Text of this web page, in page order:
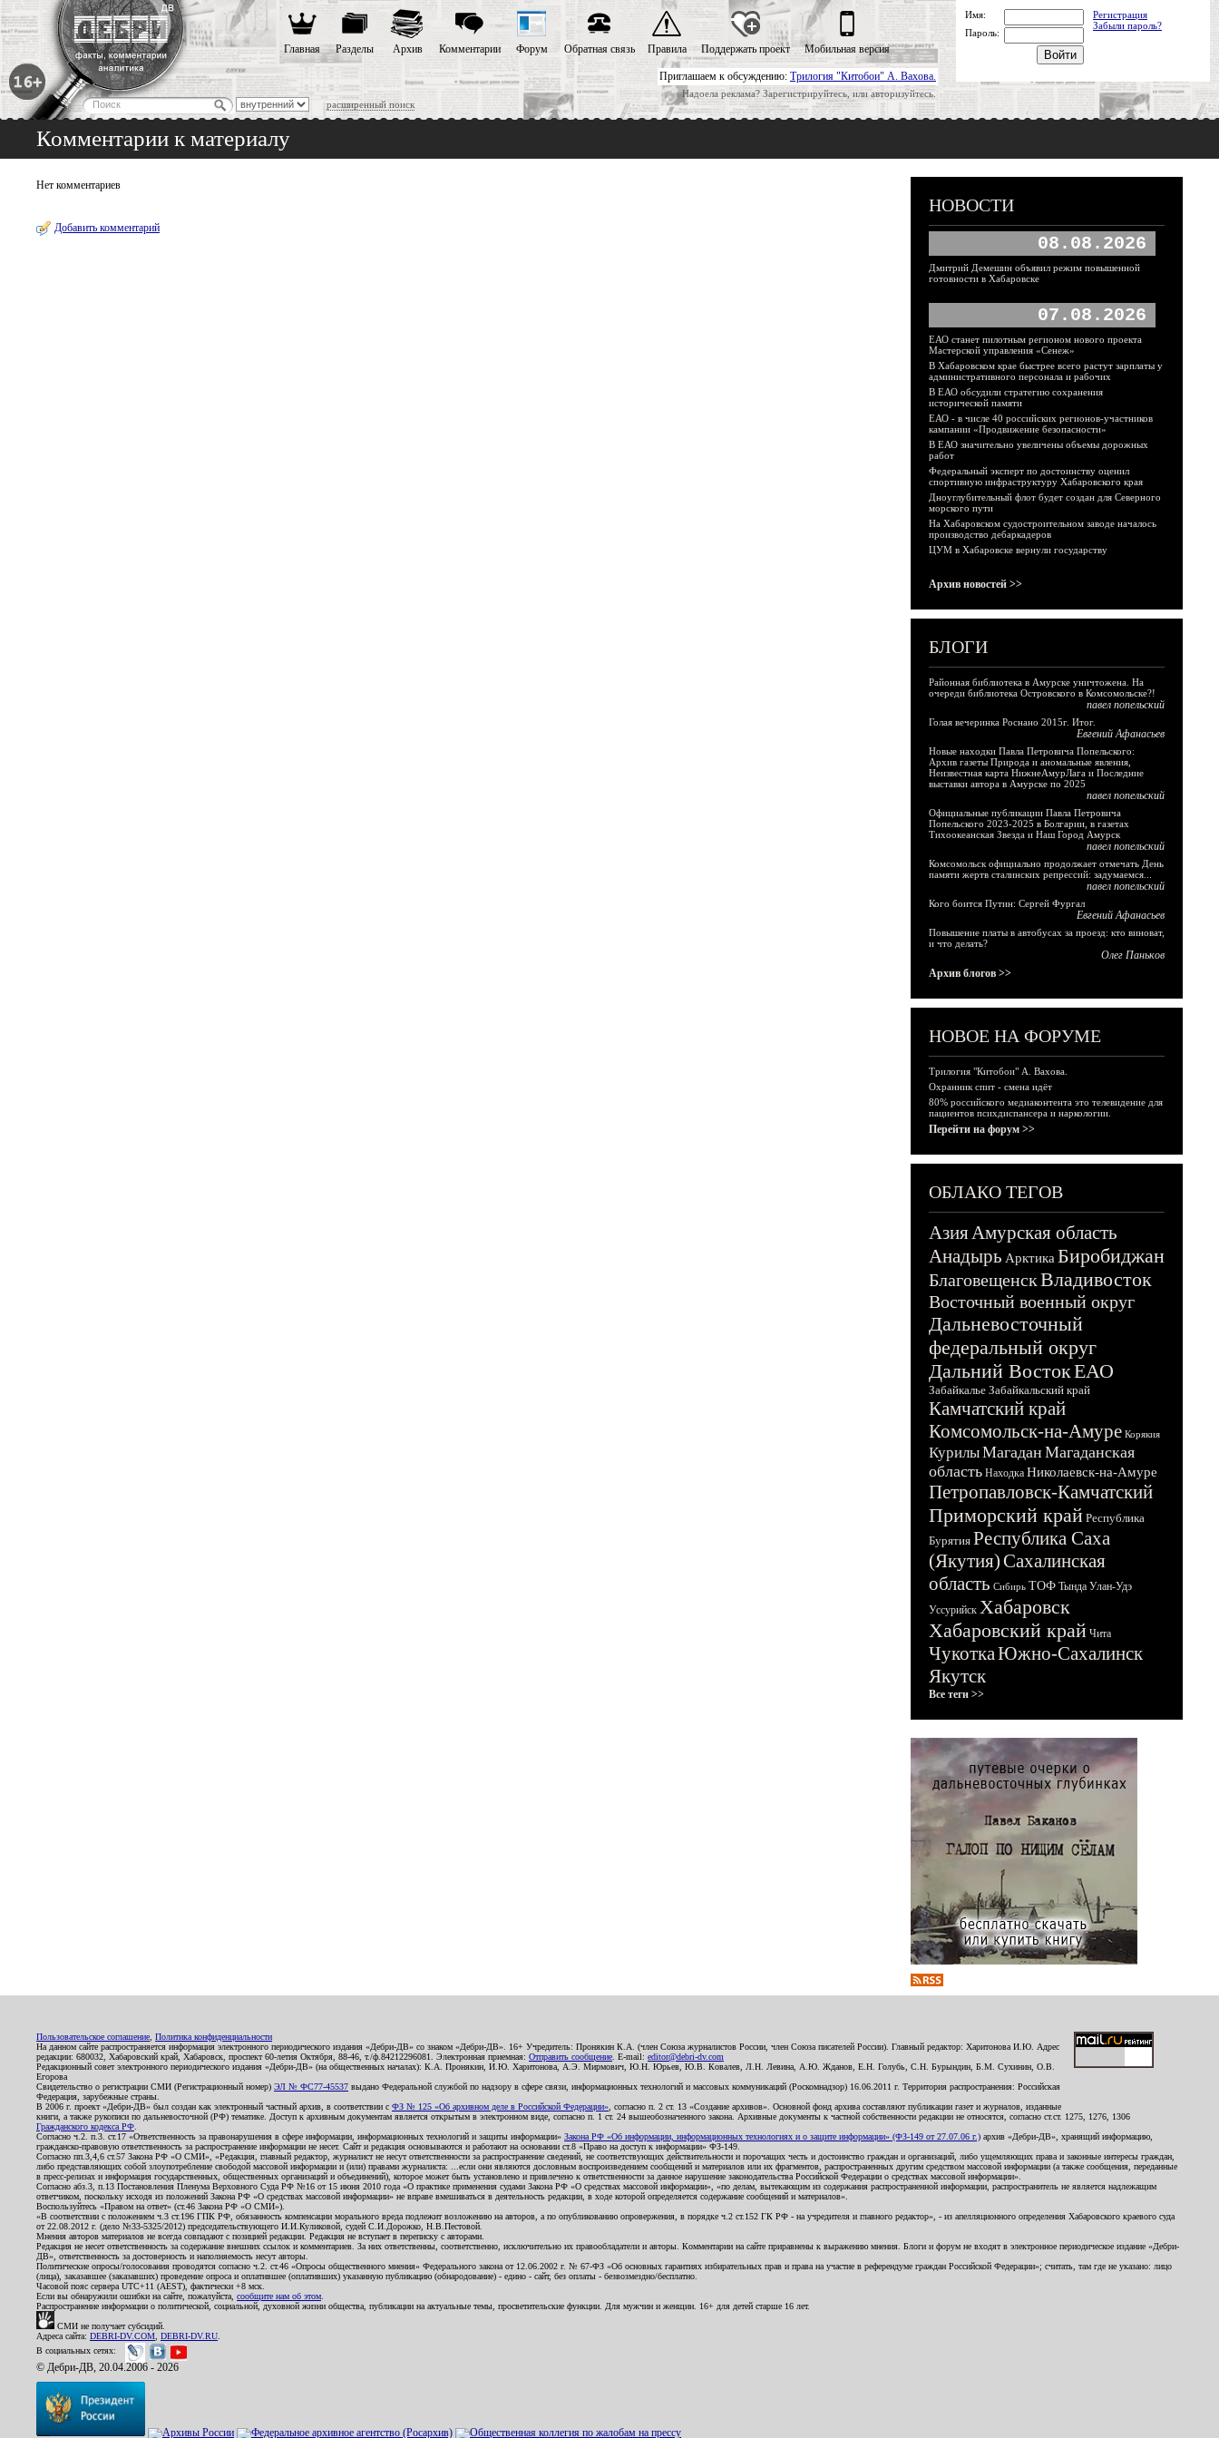
Приглашаем к обсуждению: Трилогия "Китобои" А. Вахова.
Надоела реклама? Зарегистрируйтесь, или авторизуйтесь.
расширенный поиск
Главная Разделы Архив Комментарии Форум Обратная связь Правила Поддержать проект Мобильная версия
Имя:
Регистрация
Забыли пароль?
Пароль:
Комментарии к материалу
Нет комментариев
Добавить комментарий
НОВОСТИ
08.08.2026
Дмитрий Демешин объявил режим повышенной
готовности в Хабаровске
07.08.2026
ЕАО станет пилотным регионом нового проекта
Мастерской управления «Сенеж»
В Хабаровском крае быстрее всего растут зарплаты у
административного персонала и рабочих
В ЕАО обсудили стратегию сохранения
исторической памяти
ЕАО - в числе 40 российских регионов-участников
кампании «Продвижение безопасности»
В ЕАО значительно увеличены объемы дорожных
работ
Федеральный эксперт по достоинству оценил
спортивную инфраструктуру Хабаровского края
Дноуглубительный флот будет создан для Северного
морского пути
На Хабаровском судостроительном заводе началось
производство дебаркадеров
ЦУМ в Хабаровске вернули государству
Архив новостей >>
БЛОГИ
Районная библиотека в Амурске уничтожена. На
очереди библиотека Островского в Комсомольске?!
павел попельский
Голая вечеринка Роснано 2015г. Итог.
Евгений Афанасьев
Новые находки Павла Петровича Попельского:
Архив газеты Природа и аномальные явления,
Неизвестная карта НижнеАмурЛага и Последние
выставки автора в Амурске по 2025
павел попельский
Официальные публикации Павла Петровича
Попельского 2023-2025 в Болгарии, в газетах
Тихоокеанская Звезда и Наш Город Амурск
павел попельский
Комсомольск официально продолжает отмечать День
памяти жертв сталинских репрессий: задумаемся...
павел попельский
Кого боится Путин: Сергей Фургал
Евгений Афанасьев
Повышение платы в автобусах за проезд: кто виноват,
и что делать?
Олег Паньков
Архив блогов >>
НОВОЕ НА ФОРУМЕ
Трилогия "Китобои" А. Вахова.
Охранник спит - смена идёт
80% российского медиаконтента это телевидение для
пациентов психдиспансера и наркологии.
Перейти на форум >>
ОБЛАКО ТЕГОВ
АзияАмурская область
Анадырь Арктика Биробиджан
БлаговещенскВладивосток
Восточный военный округ
Дальневосточный
федеральный округ
Дальний ВостокЕАО
Забайкалье Забайкальский край
Камчатский край
Комсомольск-на-Амуре Корякия
КурилыМагадан Магаданская
область Находка Николаевск-на-Амуре
Петропавловск-Камчатский
Приморский край Республика
Бурятия Республика Саха
(Якутия)Сахалинская
область Сибирь ТОФ Тында Улан-Удэ
Уссурийск Хабаровск
Хабаровский край Чита
ЧукоткаЮжно-Сахалинск
Якутск
Все теги >>
Пользовательское соглашение Политика конфиденциальности
На данном сайте распространяется информация электронного периодического издания «Дебри-ДВ» со знаком «Дебри-ДВ». 16+ Учредитель: Пронякин К.А. (член Союза журналистов России, член Союза писателей России). Главный редактор: Харитонова И.Ю. Адрес
редакции: 680032, Хабаровский край, Хабаровск, проспект 60-летия Октября, 88-46, т./ф.84212296081. Электронная приемная: Отправить сообщение . E-mail: editor@debri-dv.com
Редакционный совет электронного периодического издания «Дебри-ДВ» (на общественных началах): К.А. Пронякин, И.Ю. Харитонова, А.Э. Мирмович, Ю.Н. Юрьев, Ю.В. Ковалев, Л.Н. Левина, А.Ю. Жданов, Е.Н. Голубь, С.Н. Бурындин, Б.М. Сухинин, О.В.
Егорова
Свидетельство о регистрации СМИ (Регистрационный номер) ЭЛ № ФС77-45537 выдано Федеральной службой по надзору в сфере связи, информационных технологий и массовых коммуникаций (Роскомнадзор) 16.06.2011 г. Территория распространения: Российская
Федерация, зарубежные страны.
В 2006 г. проект «Дебри-ДВ» был создан как электронный частный архив, в соответствии с ФЗ № 125 «Об архивном деле в Российской Федерации» , согласно п. 2 ст. 13 «Создание архивов». Основной фонд архива составляют публикации газет и журналов, изданные
книги, а также рукописи по дальневосточной (РФ) тематике. Доступ к архивным документам является открытым в электронном виде, согласно п. 1 ст. 24 вышеобозначенного закона. Архивные документы к частной собственности редакции не относятся, согласно ст.ст. 1275, 1276, 1306
Гражданского кодекса РФ
Согласно ч.2. п.3. ст.17 «Ответственность за правонарушения в сфере информации, информационных технологий и защиты информации» Закона РФ «Об информации, информационных технологиях и о защите информации» (ФЗ-149 от 27.07.06 г.) архив «Дебри-ДВ», хранящий информацию,
гражданско-правовую ответственность за распространение информации не несет. Сайт и редакция основываются и работают на основании ст.8 «Право на доступ к информации» ФЗ-149.
Согласно пп.3,4,6 ст.57 Закона РФ «О СМИ», «Редакция, главный редактор, журналист не несут ответственности за распространение сведений, не соответствующих действительности и порочащих честь и достоинство граждан и организаций, либо ущемляющих права и законные интересы граждан,
либо представляющих собой злоупотребление свободой массовой информации и (или) правами журналиста: ...если они являются дословным воспроизведением сообщений и материалов или их фрагментов, распространенных другим средством массовой информации (а также сообщения, переданные
в пресс-релизах и информация государственных, общественных организаций и объединений), которое может быть установлено и привлечено к ответственности за данное нарушение законодательства Российской Федерации о средствах массовой информации».
Согласно абз.3, п.13 Постановления Пленума Верховного Суда РФ №16 от 15 июня 2010 года «О практике применения судами Закона РФ «О средствах массовой информации», «по делам, вытекающим из содержания распространенной информации, распространитель не является надлежащим
ответчиком, поскольку исходя из положений Закона РФ «О средствах массовой информации» не вправе вмешиваться в деятельность редакции, в ходе которой определяется содержание сообщений и материалов».
Воспользуйтесь «Правом на ответ» (ст.46 Закона РФ «О СМИ»).
«В соответствии с положением ч.3 ст.196 ГПК РФ, обязанность компенсации морального вреда подлежит возложению на авторов, а по опубликованию опровержения, в порядке ч.2 ст.152 ГК РФ - на учредителя и главного редактор», - из апелляционного определения Хабаровского краевого суда
от 22.08.2012 г. (дело №33-5325/2012) председательствующего И.И.Куликовой, судей С.И.Дорожко, Н.В.Пестовой.
Мнения авторов материалов не всегда совпадают с позицией редакции. Редакция не вступает в переписку с авторами.
Редакция не несет ответственность за содержание внешних ссылок и комментариев. За них ответственны, соответственно, исключительно их правообладатели и авторы. Комментарии на сайте приравнены к выражению мнения. Блоги и форум не входят в электронное периодическое издание «Дебри-
ДВ», ответственность за достоверность и наполняемость несут авторы.
Политические опросы/голосования проводятся согласно ч.2. ст.46 «Опросы общественного мнения» Федерального закона от 12.06.2002 г. № 67-ФЗ «Об основных гарантиях избирательных прав и права на участие в референдуме граждан Российской Федерации»; считать, там где не указано: лицо
(лица), заказавшее (заказавших) проведение опроса и оплатившее (оплативших) указанную публикацию (обнародование) - едино - сайт, без оплаты - безвозмездно/бесплатно.
Часовой пояс сервера UTC+11 (AEST), фактически +8 мск.
Если вы обнаружили ошибки на сайте, пожалуйста, сообщите нам об этом
Распространение информации о политической, социальной, духовной жизни общества, публикации на актуальные темы, просветительские функции. Для мужчин и женщин. 16+ для детей старше 16 лет.
СМИ не получает субсидий.
Адреса сайта: DEBRI-DV.COM DEBRI-DV.RU
В социальных сетях:
© Дебри-ДВ, 20.04.2006 - 2026